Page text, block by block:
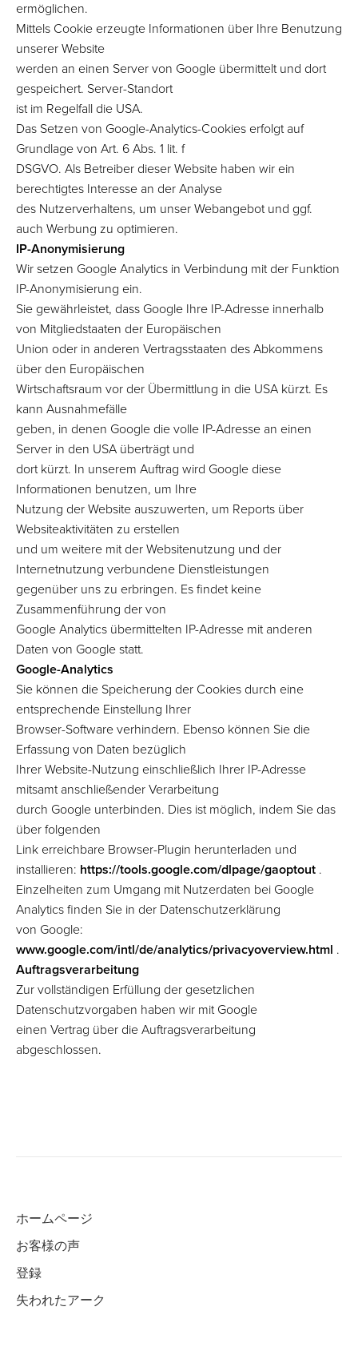
ermöglichen.
Mittels Cookie erzeugte Informationen über Ihre Benutzung
unserer Website
werden an einen Server von Google übermittelt und dort
gespeichert. Server-Standort
ist im Regelfall die USA.
Das Setzen von Google-Analytics-Cookies erfolgt auf
Grundlage von Art. 6 Abs. 1 lit. f
DSGVO. Als Betreiber dieser Website haben wir ein
berechtigtes Interesse an der Analyse
des Nutzerverhaltens, um unser Webangebot und ggf.
auch Werbung zu optimieren.
IP-Anonymisierung
Wir setzen Google Analytics in Verbindung mit der Funktion
IP-Anonymisierung ein.
Sie gewährleistet, dass Google Ihre IP-Adresse innerhalb
von Mitgliedstaaten der Europäischen
Union oder in anderen Vertragsstaaten des Abkommens
über den Europäischen
Wirtschaftsraum vor der Übermittlung in die USA kürzt. Es
kann Ausnahmefälle
geben, in denen Google die volle IP-Adresse an einen
Server in den USA überträgt und
dort kürzt. In unserem Auftrag wird Google diese
Informationen benutzen, um Ihre
Nutzung der Website auszuwerten, um Reports über
Websiteaktivitäten zu erstellen
und um weitere mit der Websitenutzung und der
Internetnutzung verbundene Dienstleistungen
gegenüber uns zu erbringen. Es findet keine
Zusammenführung der von
Google Analytics übermittelten IP-Adresse mit anderen
Daten von Google statt.
Google-Analytics
Sie können die Speicherung der Cookies durch eine
entsprechende Einstellung Ihrer
Browser-Software verhindern. Ebenso können Sie die
Erfassung von Daten bezüglich
Ihrer Website-Nutzung einschließlich Ihrer IP-Adresse
mitsamt anschließender Verarbeitung
durch Google unterbinden. Dies ist möglich, indem Sie das
über folgenden
Link erreichbare Browser-Plugin herunterladen und
installieren: https://tools.google.com/dlpage/gaoptout .
Einzelheiten zum Umgang mit Nutzerdaten bei Google
Analytics finden Sie in der Datenschutzerklärung
von Google:
www.google.com/intl/de/analytics/privacyoverview.html .
Auftragsverarbeitung
Zur vollständigen Erfüllung der gesetzlichen
Datenschutzvorgaben haben wir mit Google
einen Vertrag über die Auftragsverarbeitung
abgeschlossen.
ホームページ
お客様の声
登録
失われたアーク